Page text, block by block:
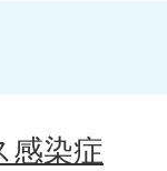
感染症